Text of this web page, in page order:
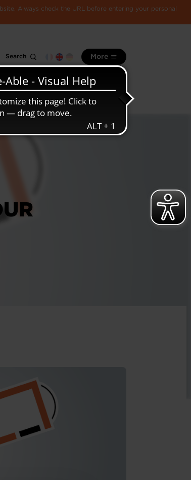
Always check the URL before entering your personal
Search More
Luxembourg
economy